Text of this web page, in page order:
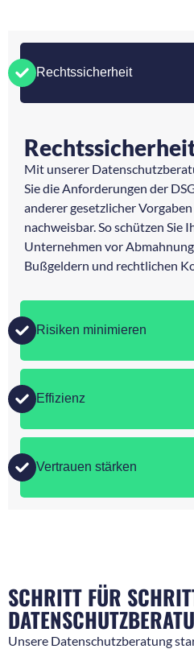
Rechtssicherheit
Risiken minimieren
Effizienz
Vertrauen stärken
Mit unserer
Sie die Anforderungen der
anderer gesetzlicher
nachweisbar. So schützen Sie
Unternehmen vor
Bußgeldern und rechtlichen
SCHRITT FÜR
Unsere Datenschutzberatung